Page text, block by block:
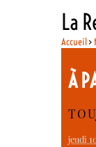
La
Accueil>
À
jeudi